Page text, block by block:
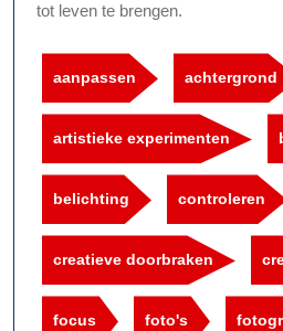
tot leven te brengen.
aanpassen achtergrond
artistieke experimenten
belichting controleren
creatieve doorbraken
focus foto's